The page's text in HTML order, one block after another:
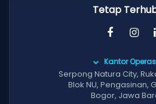
Tetap
Kantor
Serpong Natura City,
Blok NU, Pengasinan,
Bogor, Jawa